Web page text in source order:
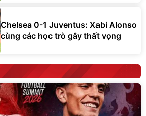
Chelsea 0-1 Juventus: Xabi Alonso
cùng các học trò gây thất vọng